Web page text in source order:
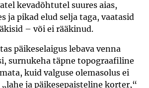
kevadõhtutel suures aias,
ja pikad elud selja taga, vaatasid
– või ei rääkinud.
päikeselaigus lebava venna
surnukeha täpne topograafiline
kuid valguse olemasolus ei
ja päikesepaisteline korter,“